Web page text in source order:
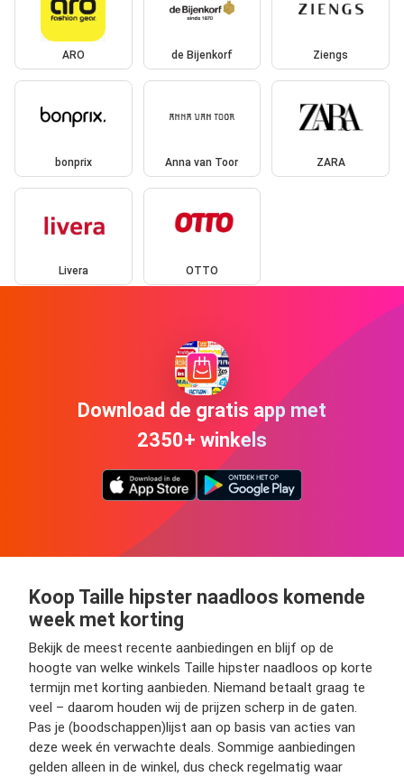
ARO de Bijenkorf Ziengs
bonprix Anna van Toor ZARA
Livera OTTO
Download de gratis app met
2350+ winkels
Koop Taille hipster naadloos komende
week met korting
Bekijk de meest recente aanbiedingen en blijf op de
hoogte van welke winkels Taille hipster naadloos op korte
termijn met korting aanbieden. Niemand betaalt graag te
veel – daarom houden wij de prijzen scherp in de gaten.
Pas je (boodschappen)lijst aan op basis van acties van
deze week én verwachte deals. Sommige aanbiedingen
gelden alleen in de winkel, dus check regelmatig waar